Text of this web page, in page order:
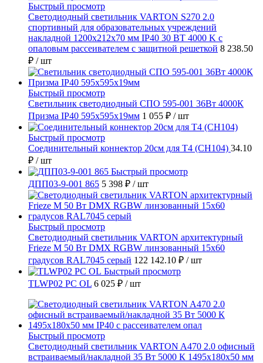
Быстрый просмотр
Светодиодный светильник VARTON S270 2.0
спортивный для образовательных учреждений
накладной 1200х212х70 мм IP40 30 ВТ 4000 K с
опаловым рассеивателем с защитной решеткой 8 238.50
₽ / шт
Быстрый просмотр
Светильник светодиодный СПО 595-001 36Вт 4000К
Призма IP40 595х595х19мм 1 055 ₽ / шт
Быстрый просмотр
Соединительный коннектор 20см для T4 (СН104) 34.10
₽ / шт
Быстрый просмотр
ДПП03-9-001 865 5 398 ₽ / шт
Быстрый просмотр
Светодиодный светильник VARTON архитектурный
Frieze M 50 Вт DMX RGBW линзованный 15x60
градусов RAL7045 серый 122 142.10 ₽ / шт
Быстрый просмотр
TLWP02 PC OL 6 025 ₽ / шт
Быстрый просмотр
Светодиодный светильник VARTON A470 2.0 офисный
встраиваемый/накладной 35 Вт 5000 К 1495x180x50 мм